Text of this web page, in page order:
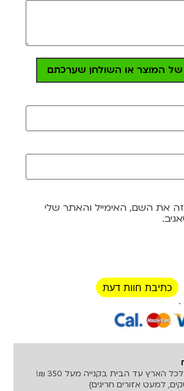
של המוצר או השולחן שערכתם
את השם, האימייל והאתר שלי
כתיבת חוות דעת
הארץ עד הבית בקנייה מעל 350 ₪!